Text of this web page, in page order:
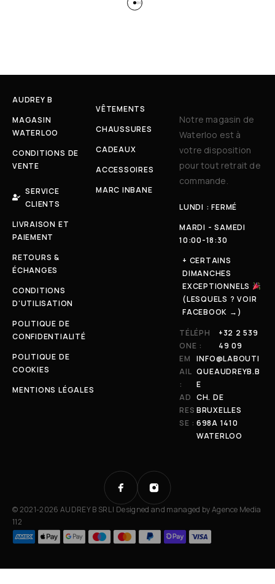
AUDREY B
MAGASIN
WATERLOO
CONDITIONS DE
VENTE
SERVICE
CLIENTS
LIVRAISON ET
PAIEMENT
RETOURS &
ÉCHANGES
CONDITIONS
D'UTILISATION
POLITIQUE DE
CONFIDENTIALITÉ
POLITIQUE DE
COOKIES
MENTIONS LÉGALES
VÊTEMENTS
CHAUSSURES
CADEAUX
ACCESSOIRES
MARC INBANE
Notre magasin de
Waterloo est à
votre disposition
pour tout retrait de
commande.
LUNDI : FERMÉ
MARDI - SAMEDI
10:00-18:30
+ CERTAINS
DIMANCHES
EXCEPTIONNELS
(LESQUELS ? VOIR
FACEBOOK →)
TÉLÉPH
ONE :
+32 2 539
49 09
EM
AIL
:
INFO@LABOUTI
QUEAUDREYB.B
E
AD
RES
SE :
CH. DE
BRUXELLES
698A 1410
WATERLOO
© 2021-2026 AUDREY B SRL | Designed and managed byAgence Media
112